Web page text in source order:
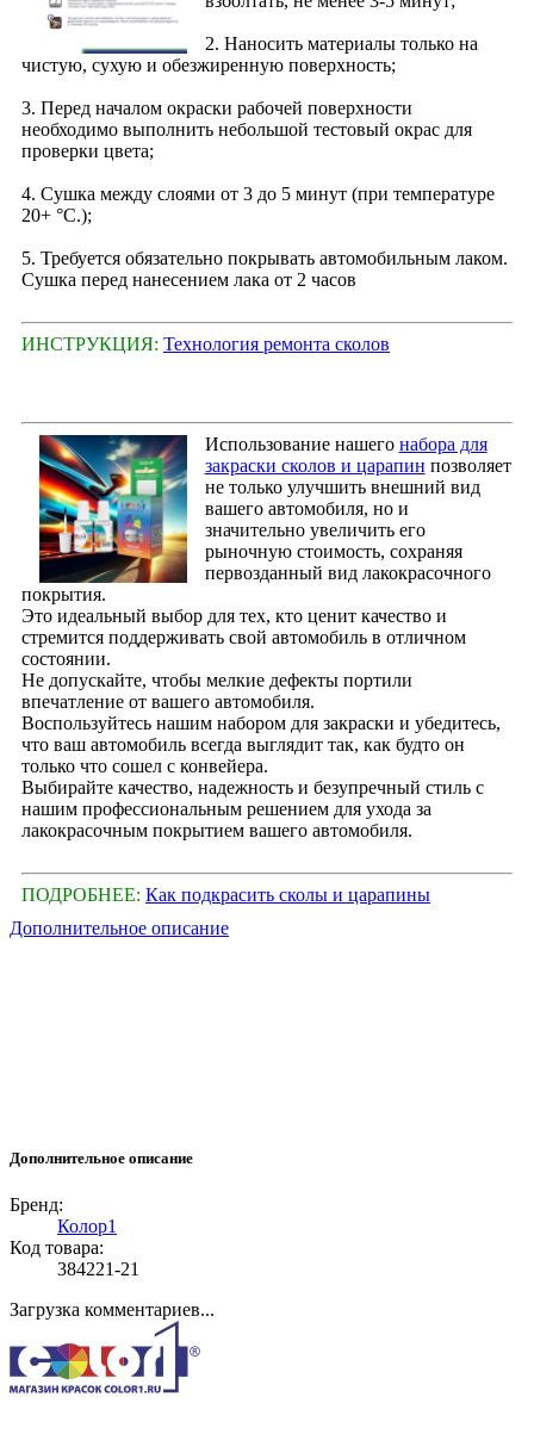
2. Наносить материалы только на
чистую, сухую и обезжиренную поверхность;
3. Перед началом окраски рабочей поверхности
необходимо выполнить небольшой тестовый окрас для
проверки цвета;
4. Сушка между слоями от 3 до 5 минут (при температуре
20+ °С.);
5. Требуется обязательно покрывать автомобильным лаком.
Сушка перед нанесением лака от 2 часов
ИНСТРУКЦИЯ: Технология ремонта сколов
Использование нашего набора для
закраски сколов и царапин позволяет
не только улучшить внешний вид
вашего автомобиля, но и
значительно увеличить его
рыночную стоимость, сохраняя
первозданный вид лакокрасочного
покрытия.
Это идеальный выбор для тех, кто ценит качество и
стремится поддерживать свой автомобиль в отличном
состоянии.
Не допускайте, чтобы мелкие дефекты портили
впечатление от вашего автомобиля.
Воспользуйтесь нашим набором для закраски и убедитесь,
что ваш автомобиль всегда выглядит так, как будто он
только что сошел с конвейера.
Выбирайте качество, надежность и безупречный стиль с
нашим профессиональным решением для ухода за
лакокрасочным покрытием вашего автомобиля.
ПОДРОБНЕЕ: Как подкрасить сколы и царапины
Дополнительное описание
Дополнительное описание
Бренд:
Колор1
Код товара:
384221-21
Загрузка комментариев...